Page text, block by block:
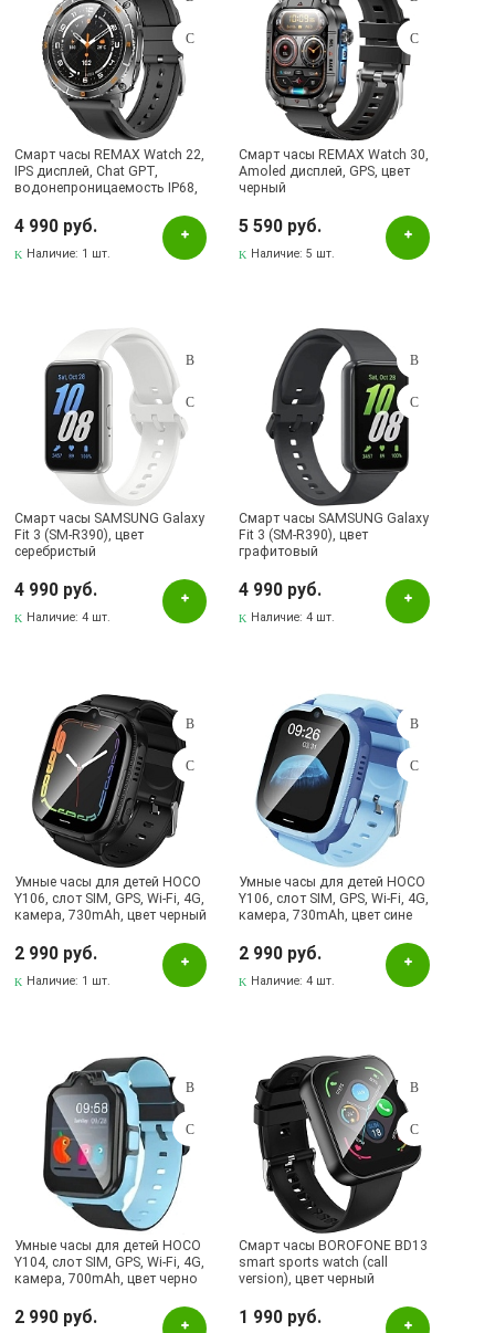
Смарт часы REMAX Watch 22,
IPS дисплей, Chat GPT,
водонепроницаемость IP68,
4 990 руб.
Наличие: 1 шт.
Смарт часы REMAX Watch 30,
Amoled дисплей, GPS, цвет
черный
5 590 руб.
Наличие:5 шт.
Смарт часы SAMSUNG Galaxy
Fit 3 (SM-R390), цвет
серебристый
4 990 руб.
Наличие:4 шт.
Смарт часы SAMSUNG Galaxy
Fit 3 (SM-R390), цвет
графитовый
4 990 руб.
Наличие:4 шт.
Умные часы для детей HOCO
Y106, слот SIM, GPS, Wi-Fi, 4G,
камера, 730mAh, цвет черный
2 990 руб.
Наличие: 1 шт.
Умные часы для детей HOCO
Y106, слот SIM, GPS, Wi-Fi, 4G,
камера, 730mAh, цвет сине
2 990 руб.
Наличие:4 шт.
Умные часы для детей HOCO
Y104, слот SIM, GPS, Wi-Fi, 4G,
камера, 700mAh, цвет черно
2 990 руб.
Смарт часы BOROFONE BD13
smart sports watch (call
version), цвет черный
1 990 руб.